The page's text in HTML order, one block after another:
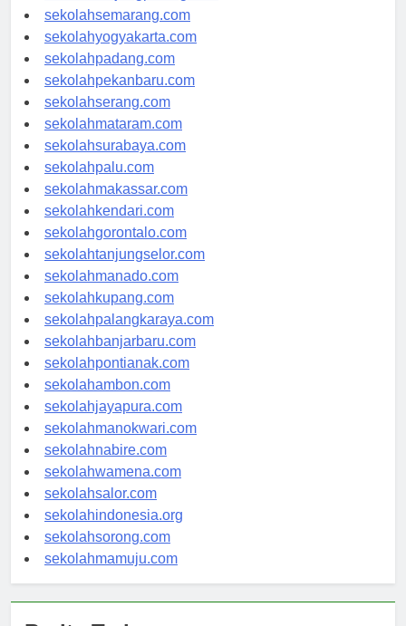
sekolahtanjungpinang.com
sekolahsemarang.com
sekolahyogyakarta.com
sekolahpadang.com
sekolahpekanbaru.com
sekolahserang.com
sekolahmataram.com
sekolahsurabaya.com
sekolahpalu.com
sekolahmakassar.com
sekolahkendari.com
sekolahgorontalo.com
sekolahtanjungselor.com
sekolahmanado.com
sekolahkupang.com
sekolahpalangkaraya.com
sekolahbanjarbaru.com
sekolahpontianak.com
sekolahambon.com
sekolahjayapura.com
sekolahmanokwari.com
sekolahnabire.com
sekolahwamena.com
sekolahsalor.com
sekolahindonesia.org
sekolahsorong.com